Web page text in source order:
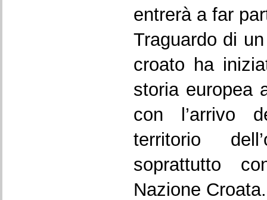
entrerà a far
Traguardo di
croato ha
storia europea
con l’arrivo
territorio
soprattutto
Nazione Croata.